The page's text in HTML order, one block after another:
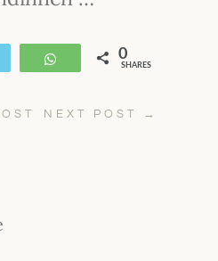
WhatsApp
0
SHARES
NEXT POST →